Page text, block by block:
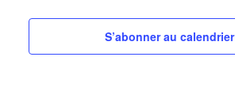
S’abonner au calendrier